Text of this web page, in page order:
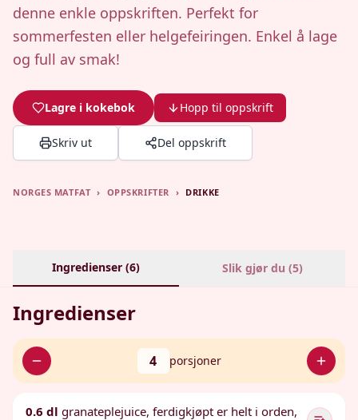
denne enkle oppskriften. Perfekt for
sommerfesten eller helgefeiringen. Enkel å lage
og full av smak!
Lagre i kokebok Hopp til oppskrift
Skriv ut Del oppskrift
NORGES MATFAT › OPPSKRIFTER › DRIKKE
Ingredienser (6) Slik gjør du (5)
Ingredienser
4 porsjoner
0.6 dl granateplejuice, ferdigkjøpt er helt i orden,